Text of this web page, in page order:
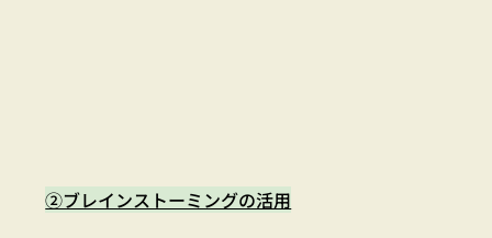
②ブレインストーミングの活用